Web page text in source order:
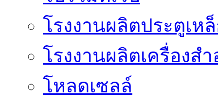
โรงงานผลิตประตูเห
โรงงานผลิตเครื่องสำ
โหลดเซลล์